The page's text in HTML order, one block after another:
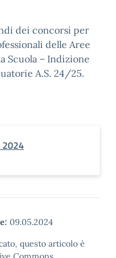
dei concorsi per
delle Aree
Scuola – Indizione
A.S. 24/25.
2024
09.05.2024
questo articolo è